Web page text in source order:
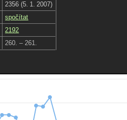
2356 (5. 1. 2007)
spočítat
2192
260. – 261.